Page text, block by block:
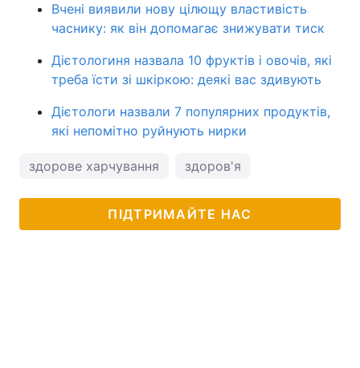
Вчені виявили нову цілющу властивість
часнику: як він допомагає знижувати тиск
Дієтологиня назвала 10 фруктів і овочів, які
треба їсти зі шкіркою: деякі вас здивують
Дієтологи назвали 7 популярних продуктів,
які непомітно руйнують нирки
здорове харчування здоров'я
ПІДТРИМАЙТЕ НАС